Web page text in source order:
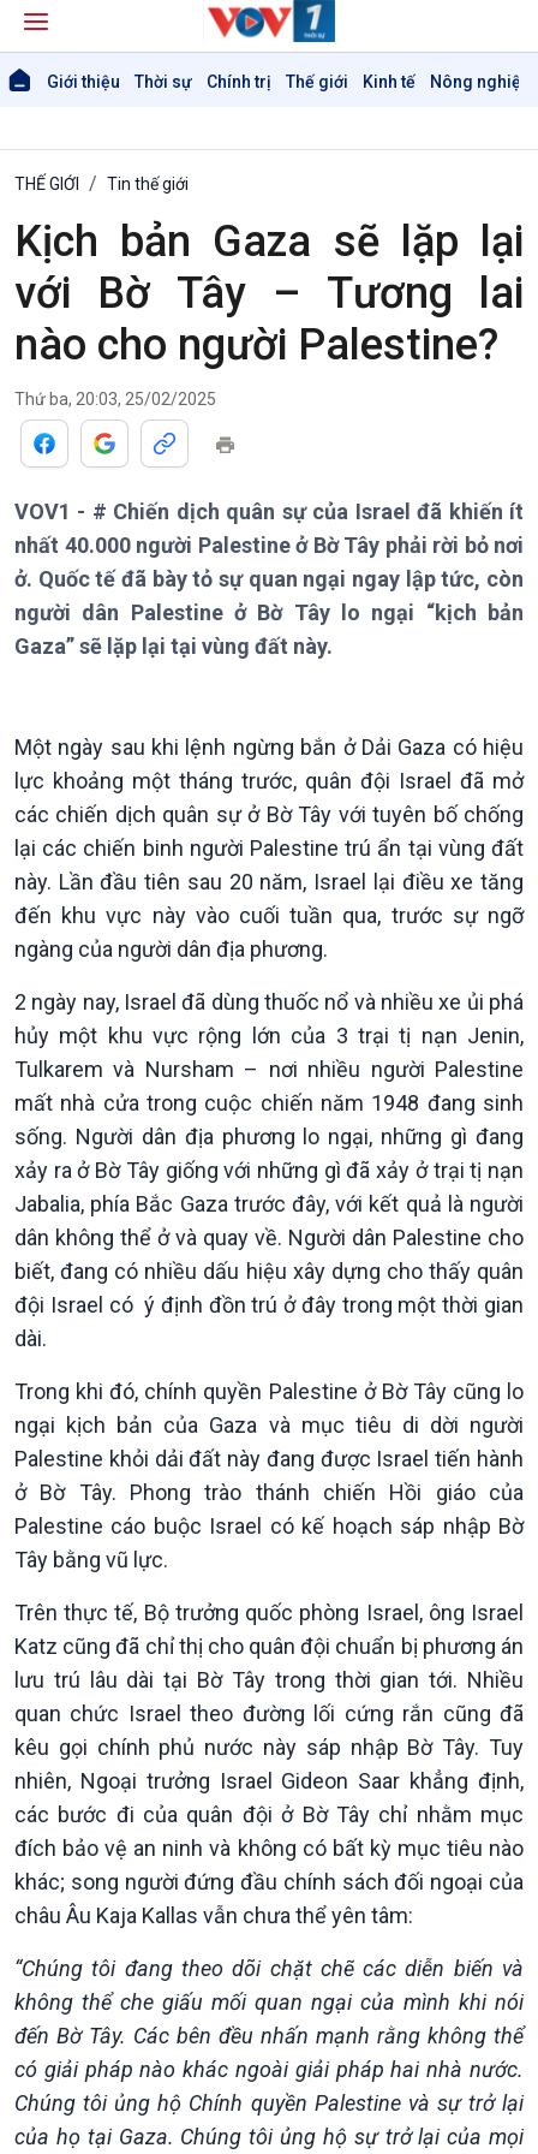
Giới thiệu Thời sự Chính trị Thế giới Kinh tế Nông nghiệp
Giới thiệu
Thời sự
Thời sự 21h30
Bản tin
Chuyên mục
Theo dòng Thời sự
Chính trị
Tin Chính trị
Chính phủ với người dân
Xây dựng đảng
Đảng trong cuộc sống
Nhận diện sự thật
Pháp luật và đời sống
Thế giới
Tin thế giới
Thế giới & Việt Nam
Biên cương - Một dải vững
Kinh tế
Trước giờ mở cửa
Dòng chảy Kinh tế
Sức sống hàng Việt
Khởi nghiệp
Tuyên chiến với gian lận
thương mại
Nông nghiệp & Biển đảo
Tin Nông nghiệp & Biển
đảo
Mùa vàng
Biển đảo Việt Nam
Tâm tình biên giới và hải
đảo
Tìm hiểu biển, đảo Việt
Nam
THẾ GIỚI Tin thế giới
Kịch bản Gaza sẽ lặp lại
với Bờ Tây – Tương lai
nào cho người Palestine?
Thứ ba, 20:03, 25/02/2025
VOV1 - # Chiến dịch quân sự của Israel đã khiến ít
nhất 40.000 người Palestine ở Bờ Tây phải rời bỏ nơi
ở. Quốc tế đã bày tỏ sự quan ngại ngay lập tức, còn
người dân Palestine ở Bờ Tây lo ngại “kịch bản
Gaza” sẽ lặp lại tại vùng đất này.
Một ngày sau khi lệnh ngừng bắn ở Dải Gaza có hiệu
lực khoảng một tháng trước, quân đội Israel đã mở
các chiến dịch quân sự ở Bờ Tây với tuyên bố chống
lại các chiến binh người Palestine trú ẩn tại vùng đất
này. Lần đầu tiên sau 20 năm, Israel lại điều xe tăng
đến khu vực này vào cuối tuần qua, trước sự ngỡ
ngàng của người dân địa phương.
2 ngày nay, Israel đã dùng thuốc nổ và nhiều xe ủi phá
hủy một khu vực rộng lớn của 3 trại tị nạn Jenin,
Tulkarem và Nursham – nơi nhiều người Palestine
mất nhà cửa trong cuộc chiến năm 1948 đang sinh
sống. Người dân địa phương lo ngại, những gì đang
xảy ra ở Bờ Tây giống với những gì đã xảy ở trại tị nạn
Jabalia, phía Bắc Gaza trước đây, với kết quả là người
dân không thể ở và quay về. Người dân Palestine cho
biết, đang có nhiều dấu hiệu xây dựng cho thấy quân
đội Israel có ‎ ý định đồn trú ở đây trong một thời gian
dài.
Trong khi đó, chính quyền Palestine ở Bờ Tây cũng lo
ngại kịch bản của Gaza và mục tiêu di dời người
Palestine khỏi dải đất này đang được Israel tiến hành
ở Bờ Tây. Phong trào thánh chiến Hồi giáo của
Palestine cáo buộc Israel có kế hoạch sáp nhập Bờ
Tây bằng vũ lực.
Trên thực tế, Bộ trưởng quốc phòng Israel, ông Israel
Katz cũng đã chỉ thị cho quân đội chuẩn bị phương án
lưu trú lâu dài tại Bờ Tây trong thời gian tới. Nhiều
quan chức Israel theo đường lối cứng rắn cũng đã
kêu gọi chính phủ nước này sáp nhập Bờ Tây. Tuy
nhiên, Ngoại trưởng Israel Gideon Saar khẳng định,
các bước đi của quân đội ở Bờ Tây chỉ nhằm mục
đích bảo vệ an ninh và không có bất kỳ mục tiêu nào
khác; song người đứng đầu chính sách đối ngoại của
châu Âu Kaja Kallas vẫn chưa thể yên tâm:
“Chúng tôi đang theo dõi chặt chẽ các diễn biến và
không thể che giấu mối quan ngại của mình khi nói
đến Bờ Tây. Các bên đều nhấn mạnh rằng không thể
có giải pháp nào khác ngoài giải pháp hai nhà nước.
Chúng tôi ủng hộ Chính quyền Palestine và sự trở lại
của họ tại Gaza. Chúng tôi ủng hộ sự trở lại của mọi